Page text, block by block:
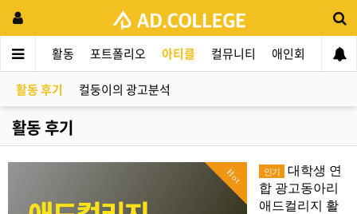
리지 활동 포트폴리오 아티클 컬뮤니티 애인회 신입
활동 후기 컬둥이의 광고분석
활동 후기
Hot 인기
대학생 연
합 광고동아리
애드컬리지 활